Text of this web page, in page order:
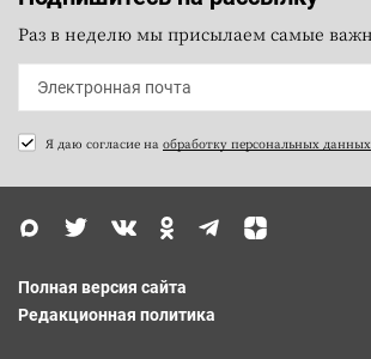
Раз в неделю мы присылаем самые
Я даю согласие на обработку персональных данных
Полная версия сайта
Редакционная политика